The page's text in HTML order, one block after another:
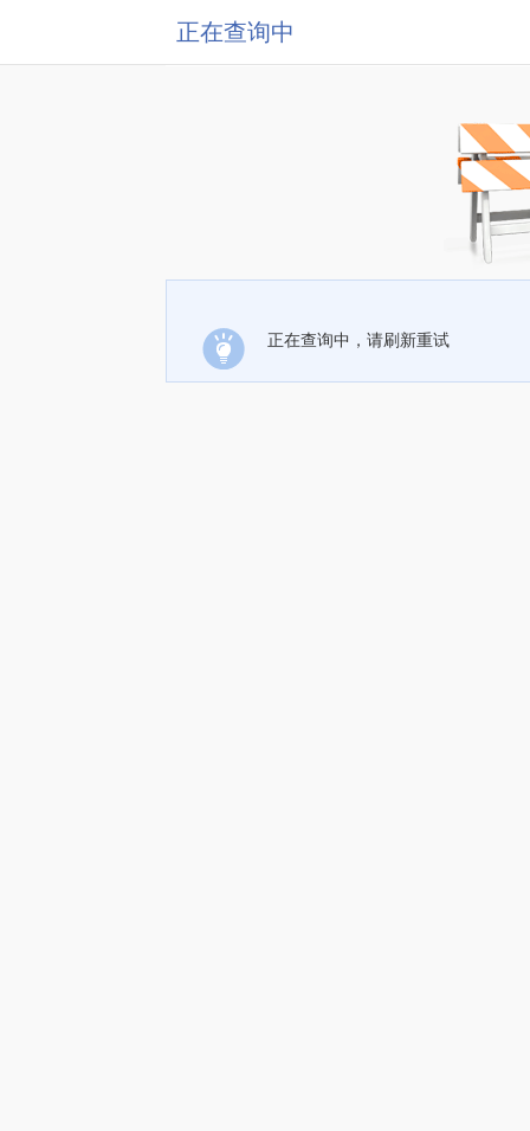
正在查询中
正在查询中，请刷新重试